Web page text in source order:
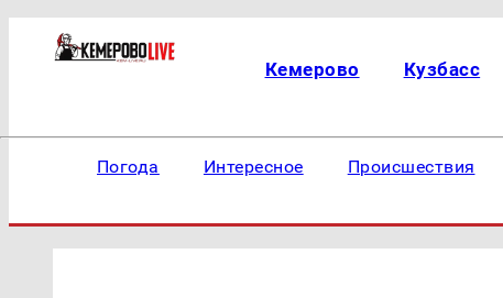
Кемерово Кузбасс
Погода Интересное Происшествия